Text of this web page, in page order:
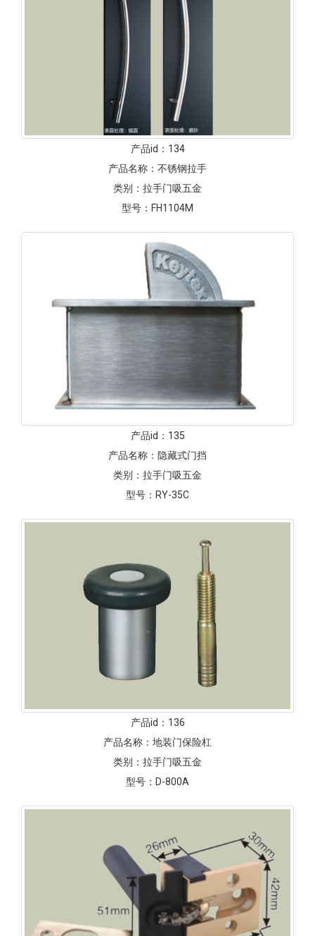
产品id： 134
产品名称： 不锈钢拉手
类别： 拉手门吸五金
型号： FH1104M
产品id： 135
产品名称： 隐藏式门挡
类别： 拉手门吸五金
型号： RY-35C
产品id： 136
产品名称： 地装门保险杠
类别： 拉手门吸五金
型号： D-800A